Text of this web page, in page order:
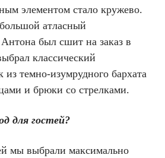
элементом стало кружево.
атласный
был сшит на заказ в
классический
темно-изумрудного бархата
и брюки со стрелками.
для гостей?
мы выбрали максимально